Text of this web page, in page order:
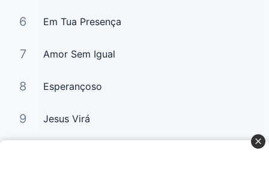
6 Em Tua Presença
7 Amor Sem Igual
8 Esperançoso
9 Jesus Virá